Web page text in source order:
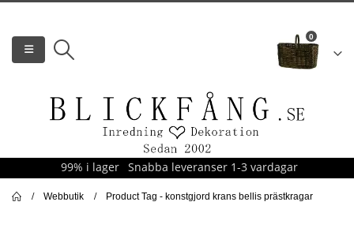
0
99% i lager Snabba leveranser 1-3 vardagar
Webbutik Product Tag - konstgjord krans bellis prästkragar